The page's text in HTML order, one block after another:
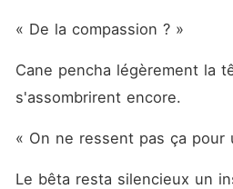
« De la compassion ? »
Cane pencha légèrement la
s'assombrirent encore.
« On ne ressent pas ça pour
Le bêta resta silencieux un